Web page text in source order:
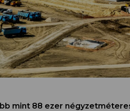
mint 88 ezer